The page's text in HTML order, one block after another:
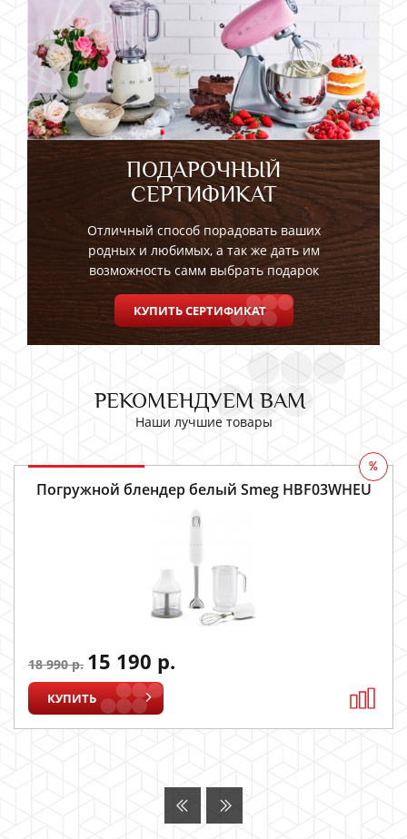
ПОДАРОЧНЫЙ
СЕРТИФИКАТ
Отличный способ порадовать ваших
родных и любимых, а так же дать им
возможность самм выбрать подарок
КУПИТЬ СЕРТИФИКАТ
РЕКОМЕНДУЕМ ВАМ
Наши лучшие товары
%
Погружной блендер белый Smeg HBF03WHEU
18 990 р. 15 190 р.
КУПИТЬ